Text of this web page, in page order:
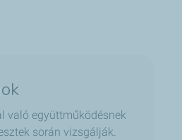
való együttműködésnek
során vizsgálják.